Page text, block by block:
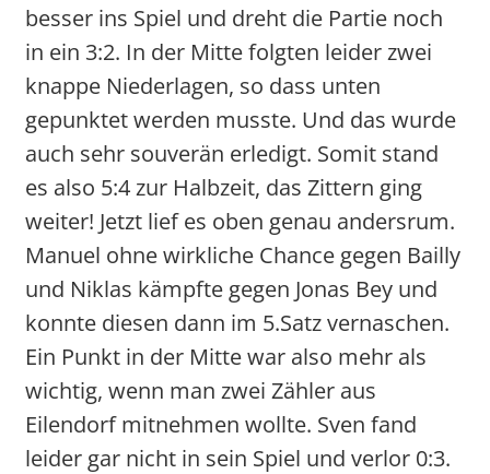
besser ins Spiel und dreht die Partie noch
in ein 3:2. In der Mitte folgten leider zwei
knappe Niederlagen, so dass unten
gepunktet werden musste. Und das wurde
auch sehr souverän erledigt. Somit stand
es also 5:4 zur Halbzeit, das Zittern ging
weiter! Jetzt lief es oben genau andersrum.
Manuel ohne wirkliche Chance gegen Bailly
und Niklas kämpfte gegen Jonas Bey und
konnte diesen dann im 5.Satz vernaschen.
Ein Punkt in der Mitte war also mehr als
wichtig, wenn man zwei Zähler aus
Eilendorf mitnehmen wollte. Sven fand
leider gar nicht in sein Spiel und verlor 0:3.